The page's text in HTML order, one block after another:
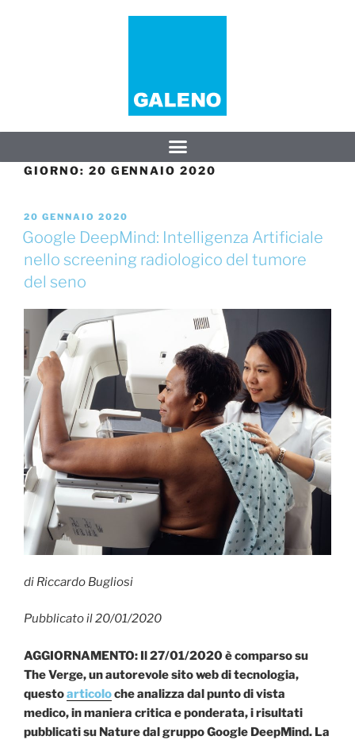
GIORNO: 20 GENNAIO 2020
20 GENNAIO 2020
Google DeepMind: Intelligenza Artificiale
nello screening radiologico del tumore
del seno
di Riccardo Bugliosi
Pubblicato il 20/01/2020
AGGIORNAMENTO: Il 27/01/2020 è comparso su
The Verge, un autorevole sito web di tecnologia,
questoarticoloche analizza dal punto di vista
medico, in maniera critica e ponderata, i risultati
pubblicati su Nature dal gruppo Google DeepMind. La